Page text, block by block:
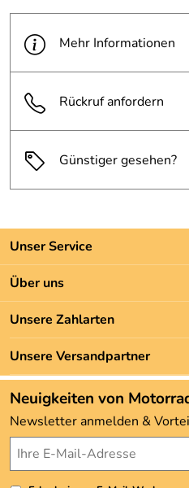
Mehr Informationen
Rückruf anfordern
Günstiger gesehen?
Unser Service
Kontakt
Batteriegesetz
Newsletter
Zahlung und Versand
Über uns
Unsere Bestseller
Marken
Neu
Angebote
Kundenbewertungen (3.493)
4,9/5*****
Unsere Zahlarten
Unsere Versandpartner
Neuigkeiten von
Newsletter anmelden &